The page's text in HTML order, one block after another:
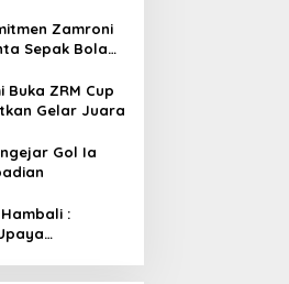
Zamroni
Sepak Bola
Buka ZRM Cup
Gelar Juara
Gol Ia
: